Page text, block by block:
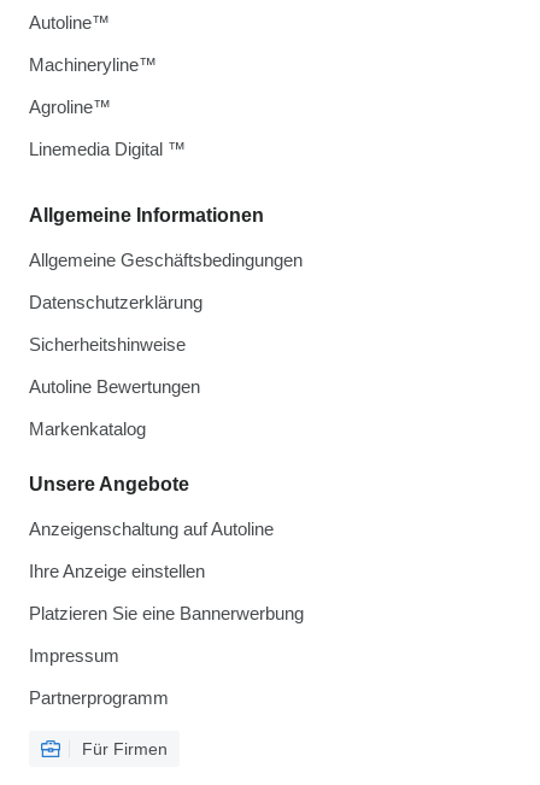
Allgemeine Informationen
Allgemeine Geschäftsbedingungen
Datenschutzerklärung
Sicherheitshinweise
Autoline Bewertungen
Markenkatalog
Unsere Angebote
Anzeigenschaltung auf Autoline
Ihre Anzeige einstellen
Platzieren Sie eine Bannerwerbung
Impressum
Partnerprogramm
Für Firmen
Autoline™
Machineryline™
Agroline™
Linemedia Digital ™